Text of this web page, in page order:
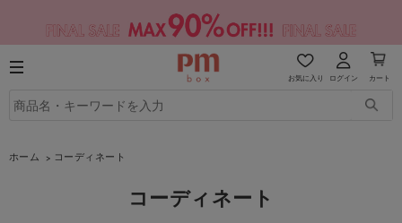
お気に入り ログイン カート
ホーム コーディネート
コーディネート